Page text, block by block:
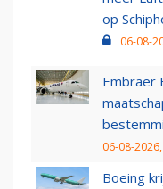
op
06-08-
Embraer
06-08-
Boeing